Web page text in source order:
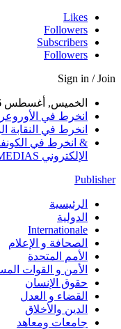
Likes
Followers
Subscribers
Followers
Sign in / Join
الخميس, أغسطس 6, 2026
انخرط في
انخرط في النقابة
& انخرط في
الإلكتروني MEDIAS
Publisher
الرئيسية
الدولية
Internationale
الصحافة و الإعلام
الأمم المتحدة
الأمن و القوات
حقوق الإنسان
القضاء و العدل
الدين والأخلاق
جامعات ومعاهد